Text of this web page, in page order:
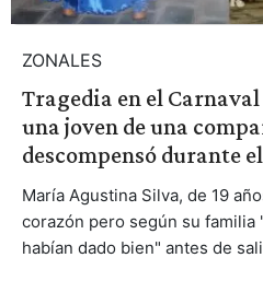
ZONALES
Tragedia en el
una joven de una
descompensó durante
María Agustina Silva, de 19
corazón pero según su
habían dado bien" antes de